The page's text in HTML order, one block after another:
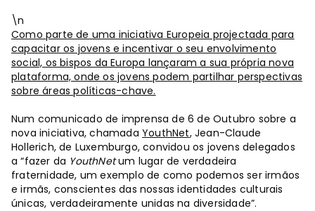
\n
Como parte de uma iniciativa Europeia projectada para
capacitar os jovens e incentivar o seu envolvimento
social, os bispos da Europa lançaram a sua própria nova
plataforma, onde os jovens podem partilhar perspectivas
sobre áreas políticas-chave.
Num comunicado de imprensa de 6 de Outubro sobre a
nova iniciativa, chamada YouthNet, Jean-Claude
Hollerich, de Luxemburgo, convidou os jovens delegados
a “fazer da YouthNetum lugar de verdadeira
fraternidade, um exemplo de como podemos ser irmãos
e irmãs, conscientes das nossas identidades culturais
únicas, verdadeiramente unidas na diversidade”.